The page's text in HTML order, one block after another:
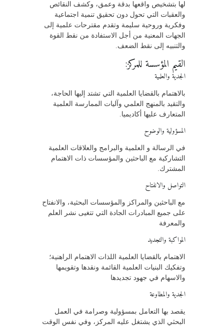
لها بتشخيص واقعها بدقة وعمق، وكشف النقائص
والعقبات التي تحول دون تحقيق تنمية اجتماعية
وفكرية وروحية سليمة وتقدم مقترحات علمية إلى
الجهات المعنية من أجل الاستفادة من نقط القوة
والتنبيه إلى نقط الضعف.
القيم المؤسسة للمركز:
الجدية والعلمية
بالاهتمام بالقضايا العلمية التي تشتد إليها الحاجة،
والتقيد بالمنهج العلمي وآليات الممارسة العلمية
المتعارف عليها أكاديميا.
المسؤولية والوضوح
في الرسالة و العلمية والبرامج والعلاقات العلمية
التشاركية مع الباحثين والمؤسسات ذات الاهتمام
المشترك.
التواصل والانفتاح
مع الباحثين والمراكز والمؤسسات البحثية، والانفتاح
على جميع المبادرات الجادة التي تتغيى نشر العلم
والمعرفة
المواكبة والتجديد
الاهتمام بالقضايا العلمية اللذات الاهتمام الراهنية؛
وتفكيك البنيات العلمية القائمة ونقدها وتقويمها
والاسهام في جهود تجديدها
الجدية والمطاوعة
يقصد بها التعامل بمسؤولية وصرامة في العمل
البحثي الذي يشتغل عليه المركز، وفي نفس الوقت